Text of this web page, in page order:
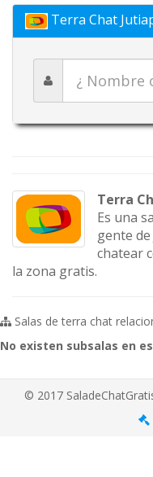
Terra Chat
Terra
Es una
gente
chatear
la zona gratis.
Salas de terra chat
No existen subsalas en
© 2017